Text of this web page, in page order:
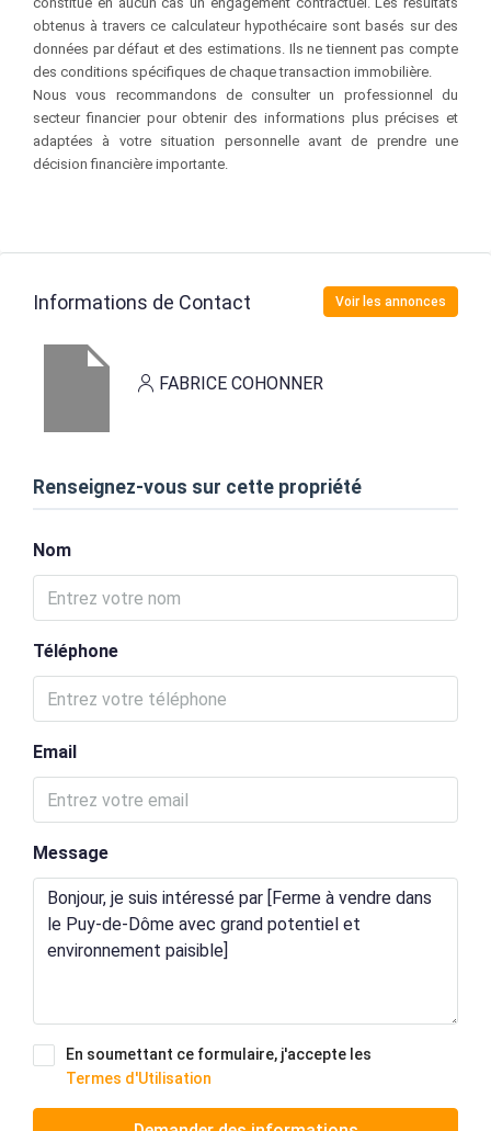
obtenus à travers ce calculateur hypothécaire sont basés sur des
données par défaut et des estimations. Ils ne tiennent pas compte
des conditions spécifiques de chaque transaction immobilière.
Nous vous recommandons de consulter un professionnel du
secteur financier pour obtenir des informations plus précises et
adaptées à votre situation personnelle avant de prendre une
décision financière importante.
Informations de Contact Voir les annonces
FABRICE COHONNER
Renseignez-vous sur cette propriété
Nom
Téléphone
Email
Message
En soumettant ce formulaire, j'accepte les
Termes d'Utilisation